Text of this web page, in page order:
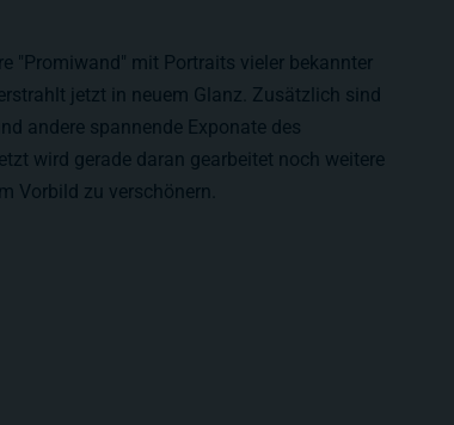
"Promiwand" mit Portraits vieler bekannter
jetzt in neuem Glanz. Zusätzlich sind
andere spannende Exponate des
wird gerade daran gearbeitet noch weitere
Vorbild zu verschönern.